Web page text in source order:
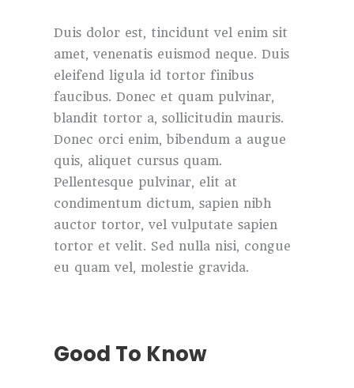
Duis dolor est, tincidunt vel enim sit
amet, venenatis euismod neque. Duis
eleifend ligula id tortor finibus
faucibus. Donec et quam pulvinar,
blandit tortor a, sollicitudin mauris.
Donec orci enim, bibendum a augue
quis, aliquet cursus quam.
Pellentesque pulvinar, elit at
condimentum dictum, sapien nibh
auctor tortor, vel vulputate sapien
tortor et velit. Sed nulla nisi, congue
eu quam vel, molestie gravida.
Good To Know